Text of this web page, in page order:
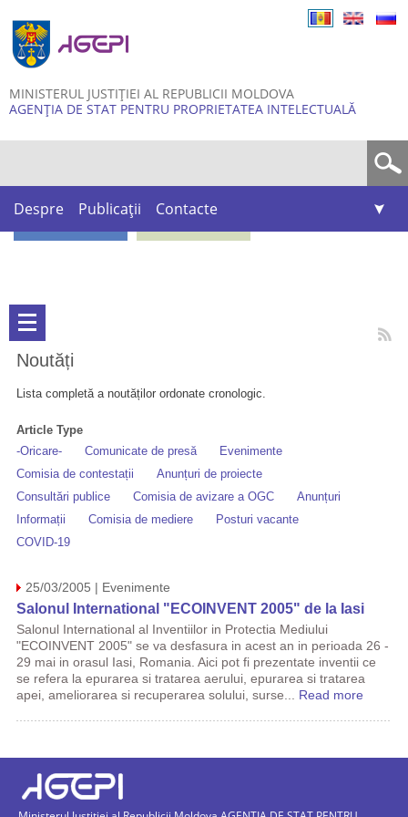
MINISTERUL JUSTIȚIEI AL REPUBLICII MOLDOVA
AGENȚIA DE STAT PENTRU PROPRIETATEA INTELECTUALĂ
Despre Publicații Contacte
Noutăți
Lista completă a noutăților ordonate cronologic.
Article Type
-Oricare-
Comunicate de presă
Evenimente
Comisia de contestații
Anunțuri de proiecte
Consultări publice
Comisia de avizare a OGC
Anunțuri
Informații
Comisia de mediere
Posturi vacante
COVID-19
25/03/2005 | Evenimente
Salonul International "ECOINVENT 2005" de la Iasi
Salonul International al Inventiilor in Protectia Mediului
"ECOINVENT 2005" se va desfasura in acest an in perioada 26 -
29 mai in orasul Iasi, Romania. Aici pot fi prezentate inventii ce
se refera la epurarea si tratarea aerului, epurarea si tratarea
apei, ameliorarea si recuperarea solului, surse... Read more